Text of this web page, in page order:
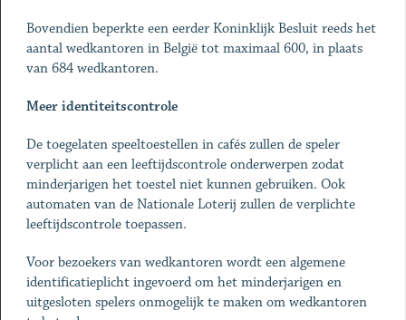
Bovendien beperkte een eerder Koninklijk Besluit reeds het
aantal wedkantoren in België tot maximaal 600, in plaats
van 684 wedkantoren.
Meer identiteitscontrole
De toegelaten speeltoestellen in cafés zullen de speler
verplicht aan een leeftijdscontrole onderwerpen zodat
minderjarigen het toestel niet kunnen gebruiken. Ook
automaten van de Nationale Loterij zullen de verplichte
leeftijdscontrole toepassen.
Voor bezoekers van wedkantoren wordt een algemene
identificatieplicht ingevoerd om het minderjarigen en
uitgesloten spelers onmogelijk te maken om wedkantoren